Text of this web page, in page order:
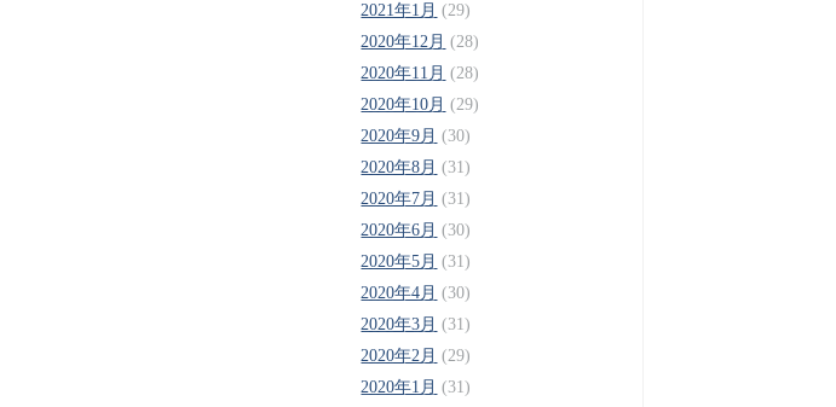
2021年1月 (29)
2020年12月 (28)
2020年11月 (28)
2020年10月 (29)
2020年9月 (30)
2020年8月 (31)
2020年7月 (31)
2020年6月 (30)
2020年5月 (31)
2020年4月 (30)
2020年3月 (31)
2020年2月 (29)
2020年1月 (31)